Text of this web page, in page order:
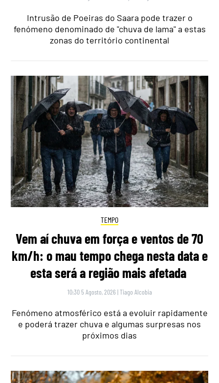
Intrusão de Poeiras do Saara pode trazer o
fenómeno denominado de "chuva de lama" a estas
zonas do território continental
TEMPO
Vem aí chuva em força e ventos de 70
km/h: o mau tempo chega nesta data e
esta será a região mais afetada
10:30 5 Agosto, 2026 |Tiago Alcobia
Fenómeno atmosférico está a evoluir rapidamente
e poderá trazer chuva e algumas surpresas nos
próximos dias